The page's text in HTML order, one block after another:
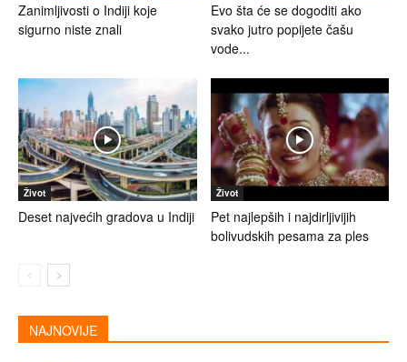
Zanimljivosti o Indiji koje
sigurno niste znali
Evo šta će se dogoditi ako
svako jutro popijete čašu
vode...
Život
Deset najvećih gradova u Indiji
Život
Pet najlepših i najdirljivijih
bolivudskih pesama za ples
NAJNOVIJE